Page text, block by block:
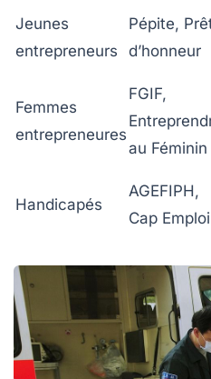
Jeunes
entrepreneurs
Pépite,
d’honneur
Femmes
entrepreneures
FGIF,
au Féminin
Handicapés
AGEFIPH,
Cap Emploi